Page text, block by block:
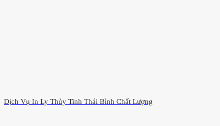
Dịch Vụ In Ly Thủy Tinh Thái Bình Chất Lượng